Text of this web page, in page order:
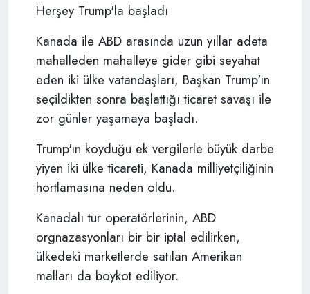
Herşey Trump'la başladı
Kanada ile ABD arasında uzun yıllar adeta
mahalleden mahalleye gider gibi seyahat
eden iki ülke vatandaşları, Başkan Trump'ın
seçildikten sonra başlattığı ticaret savaşı ile
zor günler yaşamaya başladı.
Trump'ın koyduğu ek vergilerle büyük darbe
yiyen iki ülke ticareti, Kanada milliyetçiliğinin
hortlamasına neden oldu.
Kanadalı tur operatörlerinin, ABD
orgnazasyonları bir bir iptal edilirken,
ülkedeki marketlerde satılan Amerikan
malları da boykot ediliyor.